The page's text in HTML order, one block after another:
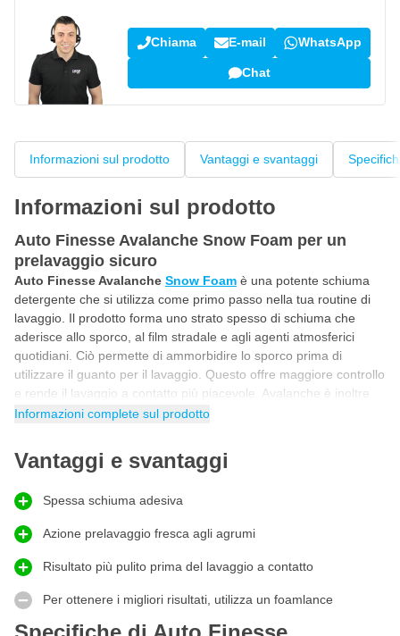
Chiama E-mail WhatsApp
Chat
Informazioni sul prodotto Vantaggi e svantaggi
Informazioni sul prodotto
Auto Finesse Avalanche Snow Foam per un
prelavaggio sicuro
Auto Finesse Avalanche Snow Foam è una potente schiuma
detergente che si utilizza come primo passo nella tua routine di
lavaggio. Il prodotto forma uno strato spesso di schiuma che
aderisce allo sporco, al film stradale e agli agenti atmosferici
quotidiani. Ciò permette di ammorbidire lo sporco prima di
utilizzare il guanto per il lavaggio. Questo offre maggiore controllo
e rende il lavaggio a contatto più piacevole. Avalanche è inoltre
altamente concentratoe progettato per l'uso con un lancia
breve tempo di posa, sciacquare la schiuma e passare al passo
successivo con una base pulita.
Schiuma detergente agli agrumi con uno strato di
schiuma ricco
Ciò che rendeAuto Finesse Avalanche Snow Foam
schiuma ricco e un fresco effetto pre-lavaggio agliagrumi
schiuma rimane ben aderente alla superficie, permettendo allo
sporco di staccarsi più facilmente. Questo ti aiuta a lavare con più
tranquillità e a ottenere un aspetto curato fin dal primo passo.
Informazioni complete sul prodotto
Vantaggi e svantaggi
Spessa schiuma adesiva
Azione prelavaggio fresca agli agrumi
Risultato più pulito prima del lavaggio a contatto
Per ottenere i migliori risultati, utilizza un foamlance